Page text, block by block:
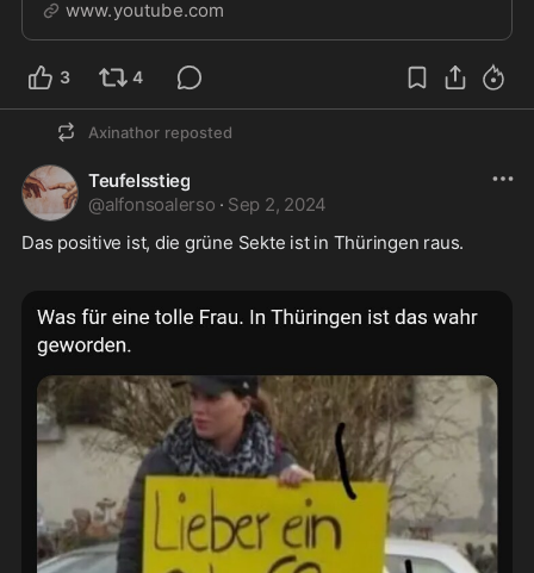
/ @volkesseelebewahrtdielyrik7010 Und unser
Satire-liv
www.youtube.com
3 4
Axinathor reposted
Teufelsstieg
@alfonsoalerso · Sep 2, 2024
Das positive ist, die grüne Sekte ist in Thüringen raus.